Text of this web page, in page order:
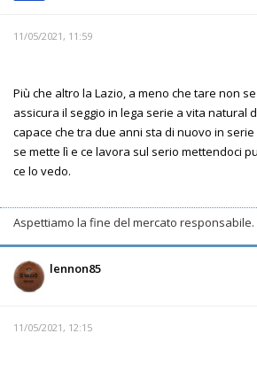
11/05/2021, 11:59
Più che altro la Lazio, a meno che tare non
assicura il seggio in lega serie a vita natural
capace che tra due anni sta di nuovo in serie
se mette lì e ce lavora sul serio mettendoci
ce lo vedo.
Aspettiamo la fine del mercato responsabile.
lennon85
11/05/2021, 12:15